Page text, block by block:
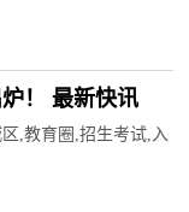
！ 最新快讯
,教育圈,招生考试,入